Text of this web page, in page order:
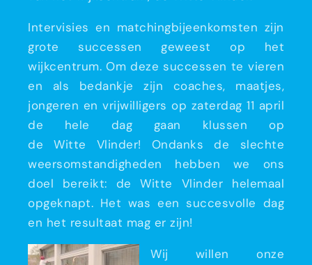
Intervisies en matchingbijeenkomsten zijn
grote successen geweest op het
wijkcentrum. Om deze successen te vieren
en als bedankje zijn coaches, maatjes,
jongeren en vrijwilligers op zaterdag 11 april
de hele dag gaan klussen op
de Witte Vlinder! Ondanks de slechte
weersomstandigheden hebben we ons
doel bereikt: de Witte Vlinder helemaal
opgeknapt. Het was een succesvolle dag
en het resultaat mag er zijn!
Wij willen onze